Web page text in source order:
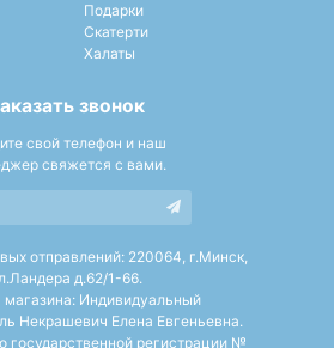
Подарки
Скатерти
Халаты
звонок
свой телефон и наш
свяжется с вами.
отправлений: 220064, г.Минск,
д.62/1-66.
магазина: Индивидуальный
Некрашевич Елена Евгеньевна.
государственной регистрации №